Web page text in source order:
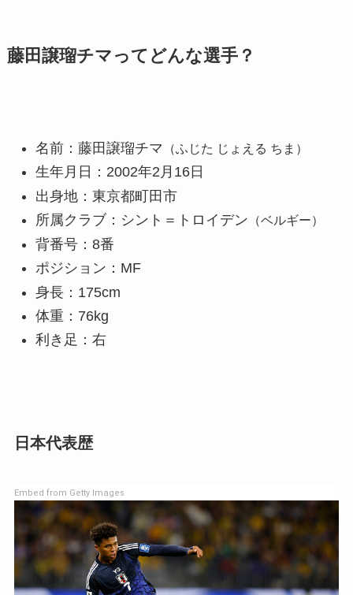
藤田譲瑠チマってどんな選手？
名前：藤田譲瑠チマ （ふじた じょえる ちま）
生年月日：2002年2月16日
出身地：東京都町田市
所属クラブ：シント＝トロイデン （ベルギー）
背番号：8番
ポジション：MF
身長：175cm
体重：76kg
利き足：右
日本代表歴
Embed from Getty Images